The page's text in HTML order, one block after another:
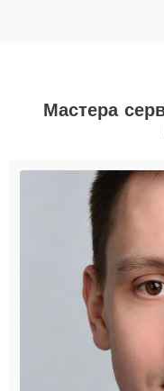
Мастера